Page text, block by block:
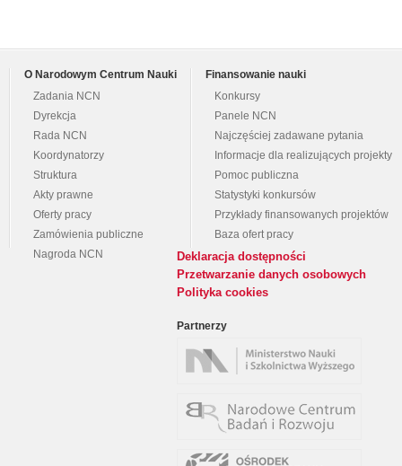
O Narodowym Centrum Nauki
Zadania NCN
Dyrekcja
Rada NCN
Koordynatorzy
Struktura
Akty prawne
Oferty pracy
Zamówienia publiczne
Nagroda NCN
Finansowanie nauki
Konkursy
Panele NCN
Najczęściej zadawane pytania
Informacje dla realizujących projekty
Pomoc publiczna
Statystyki konkursów
Przykłady finansowanych projektów
Baza ofert pracy
Deklaracja dostępności
Przetwarzanie danych osobowych
Polityka cookies
Partnerzy